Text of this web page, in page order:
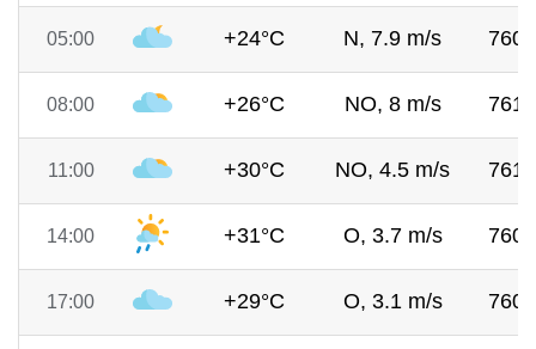
05:00 +24°C N, 7.9 m/s 760
08:00 +26°C NO, 8 m/s 761
11:00 +30°C NO, 4.5 m/s 761
14:00 +31°C O, 3.7 m/s 760
17:00 +29°C O, 3.1 m/s 760